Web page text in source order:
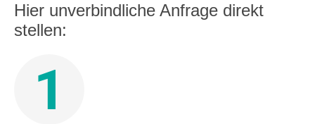
Hier unverbindliche Anfrage direkt
stellen:
1